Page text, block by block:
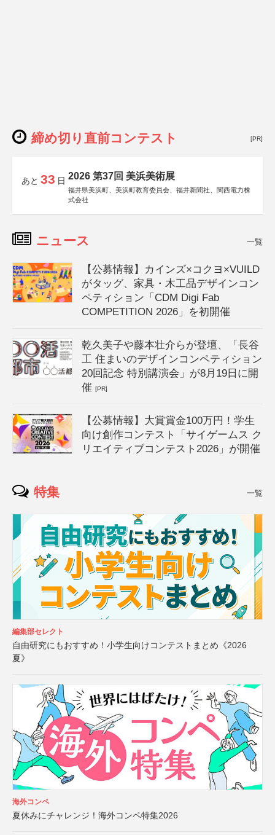
締め切り直前コンテスト [PR]
あと 33 日 2026 第37回 美浜美術展
福井県美浜町、美浜町教育委員会、福井新聞社、関西電力株
式会社
ニュース 一覧
【公募情報】カインズ×コクヨ×VUILD
がタッグ、家具・木工品デザインコン
ペティション「CDM Digi Fab
COMPETITION 2026」を初開催
乾久美子や藤本壮介らが登壇、「長谷
工 住まいのデザインコンペティション
20回記念 特別講演会」が8月19日に開
催[PR]
【公募情報】大賞賞金100万円！学生
向け創作コンテスト「サイゲームス ク
リエイティブコンテスト2026」が開催
特集 一覧
編集部セレクト
自由研究にもおすすめ！小学生向けコンテストまとめ《2026
夏》
海外コンペ
夏休みにチャレンジ！海外コンペ特集2026